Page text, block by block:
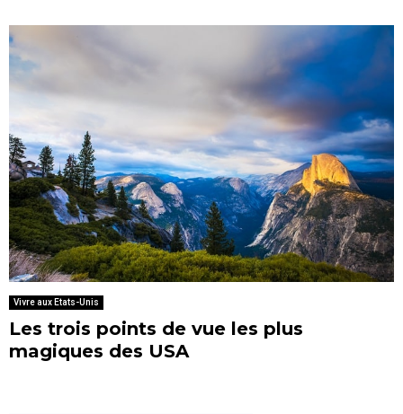
Vivre aux Etats-Unis
Les trois points de vue les plus
magiques des USA